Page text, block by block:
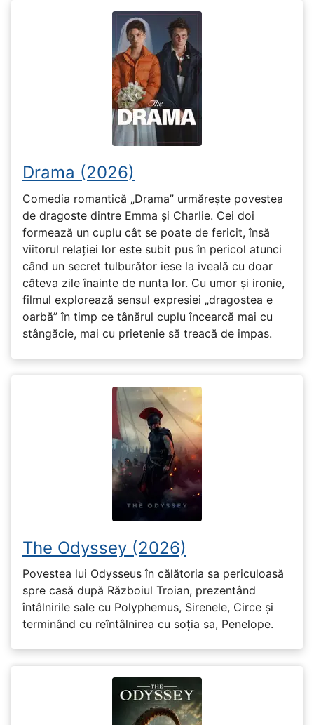
Drama (2026)
Comedia romantică „Drama” urmărește povestea
de dragoste dintre Emma și Charlie. Cei doi
formează un cuplu cât se poate de fericit, însă
viitorul relației lor este subit pus în pericol atunci
când un secret tulburător iese la iveală cu doar
câteva zile înainte de nunta lor. Cu umor și ironie,
filmul explorează sensul expresiei „dragostea e
oarbă” în timp ce tânărul cuplu încearcă mai cu
stângăcie, mai cu prietenie să treacă de impas.
The Odyssey (2026)
Povestea lui Odysseus în călătoria sa periculoasă
spre casă după Războiul Troian, prezentând
întâlnirile sale cu Polyphemus, Sirenele, Circe și
terminând cu reîntâlnirea cu soția sa, Penelope.